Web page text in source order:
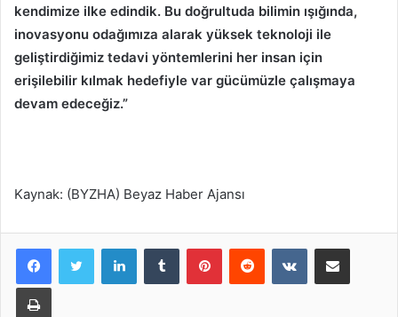
kendimize ilke edindik. Bu doğrultuda bilimin ışığında,
inovasyonu odağımıza alarak yüksek teknoloji ile
geliştirdiğimiz tedavi yöntemlerini her insan için
erişilebilir kılmak hedefiyle var gücümüzle çalışmaya
devam edeceğiz.”
Kaynak: (BYZHA) Beyaz Haber Ajansı
LinkedInTumblr PinterestReddit VKontakteE-Posta ile paylaş
Yazdır